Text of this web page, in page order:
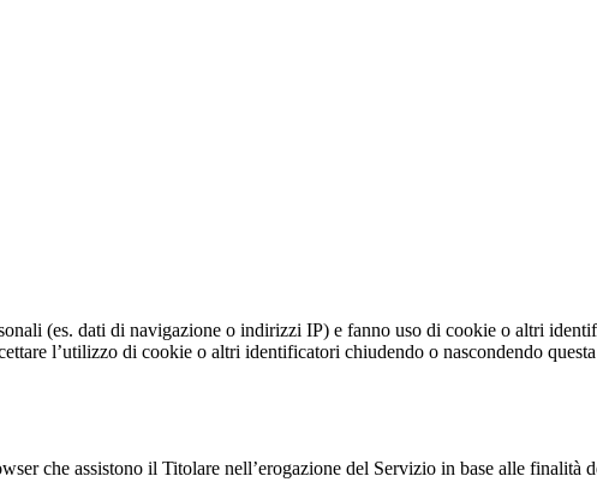
(es. dati di navigazione o indirizzi IP) e fanno uso di cookie o altri
l’utilizzo di cookie o altri identificatori chiudendo o nascondendo
che assistono il Titolare nell’erogazione del Servizio in base alle